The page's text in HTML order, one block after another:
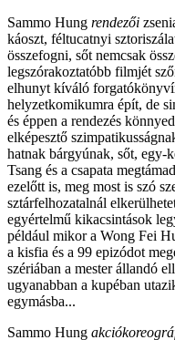
Sammo Hung rendezői
káoszt, féltucatnyi
összefogni, sőt nemcsak
legszórakoztatóbb filmjét
elhunyt kíváló
helyzetkomikumra épít, de
és éppen a rendezés
elképesztő
hatnak bárgyúnak, sőt, egy-
Tsang és a csapata
ezelőtt is, meg most is szó
sztárfelhozatalnál
egyértelmű kikacsintások
például mikor a Wong Fei
a kisfia és a 99 epizódot
szériában a mester állandó
ugyanabban a kupéban
egymásba...
Sammo Hung